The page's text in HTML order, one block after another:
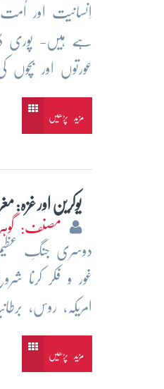
اِنسانیت اور
ہے ہیں- پوری
عورتوں اور
مزید پڑھیں
یوکرین اور غزہ:
مصنف: گوہر
دوسری جنگِ
غور و فکر کرنا
امریکہ، روس،
مزید پڑھیں